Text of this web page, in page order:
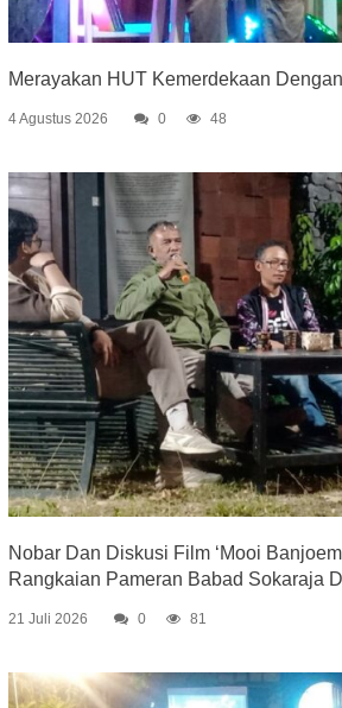
Merayakan HUT Kemerdekaan
4 Agustus 2026 0 48
Nobar Dan Diskusi Film ‘Mooi
Rangkaian Pameran Babad Sokaraja
21 Juli 2026 0 81